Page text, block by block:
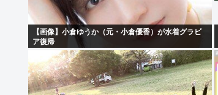
【画像】小倉ゆうか（元・小倉優香）が水着グラビ
ア復帰